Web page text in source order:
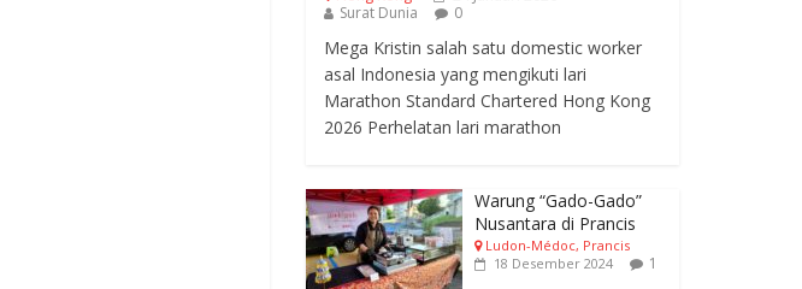
Surat Dunia
0
Mega Kristin salah satu domestic worker
asal Indonesia yang mengikuti lari
Marathon Standard Chartered Hong Kong
2026 Perhelatan lari marathon
Warung “Gado-Gado”
Nusantara di Prancis
Ludon-Médoc, Prancis
18 Desember 2024
1